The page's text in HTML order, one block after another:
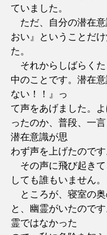
ていました。
ただ、自分の潜在意
おい』ということだ
た。
それからしばらくた
中のことです。潜在
ない！！』っ
て声をあげました。
ったのか、普段、一
潜在意識が思
わず声を上げたのです
その声に飛び起きて
しても誰もいません。
ところが、寝室の奥
と、幽霊がいたので
霊ではなかった